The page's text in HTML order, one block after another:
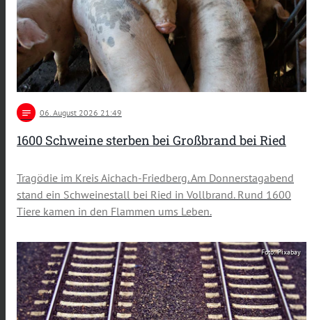
notes 06 . August 2026 21:49
1600 Schweine sterben bei Großbrand bei Ried
Tragödie im Kreis Aichach-Friedberg. Am Donnerstagabend
stand ein Schweinestall bei Ried in Vollbrand. Rund 1600
Tiere kamen in den Flammen ums Leben.
Foto: Pixabay